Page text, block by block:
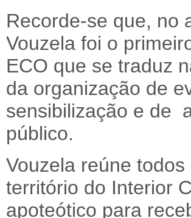
Recorde-se que, no
Vouzela foi o
ECO que se traduz
da organização de
sensibilização e de
público.
Vouzela reúne
território do Interior
apoteótico para